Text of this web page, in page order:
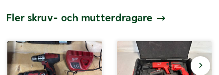
Fler skruv- och mutterdragare